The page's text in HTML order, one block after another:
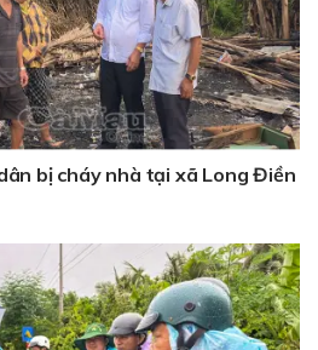
bị cháy nhà tại xã Long Điền